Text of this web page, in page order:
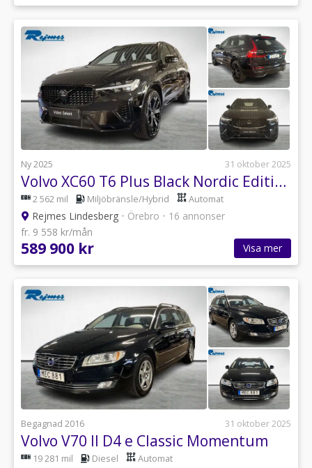
Ny 2025 31 oktober 2025
Volvo XC60 T6 Plus Black Nordic Edition
2 562 mil Miljöbränsle/Hybrid Automat
Rejmes Lindesberg • Örebro • 16 annonser
fr. 9 558 kr/mån
589 900 kr Visa mer
Begagnad 2016 31 oktober 2025
Volvo V70 II D4 e Classic Momentum
19 281 mil Diesel Automat